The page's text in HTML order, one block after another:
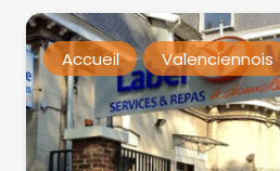
Accueil Valenciennois